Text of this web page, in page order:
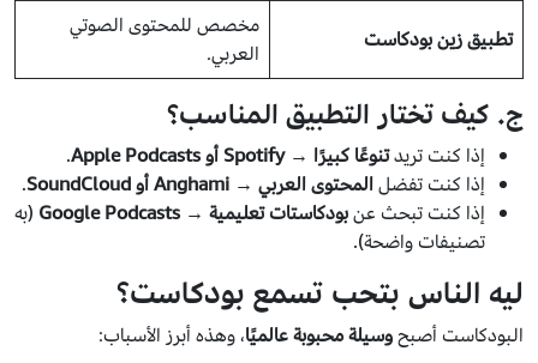
تطبيق زين بودكاست
مخصص للمحتوى الصوتي
العربي.
ج. كيف تختار التطبيق المناسب؟
إذا كنت تريدتنوعًا كبيرًا →Spotify أو Apple Podcasts
.
إذا كنت تفضلالمحتوى العربي → Anghami أو SoundCloud
.
إذا كنت تبحث عنبودكاستات تعليمية →
Google Podcasts (به
تصنيفات واضحة).
ليه الناس بتحب تسمع بودكاست؟
البودكاست أصبحوسيلة محبوبة عالميًا، وهذه أبرز الأسباب: